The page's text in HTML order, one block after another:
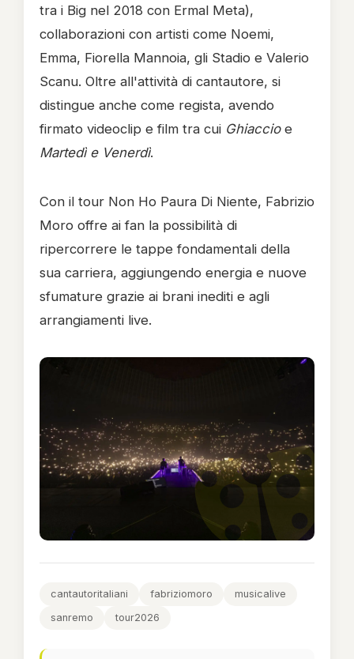
tra i Big nel 2018 con Ermal Meta),
collaborazioni con artisti come Noemi,
Emma, Fiorella Mannoia, gli Stadio e Valerio
Scanu. Oltre all'attività di cantautore, si
distingue anche come regista, avendo
firmato videoclip e film tra cui Ghiaccioe
Martedì e Venerdì.
Con il tour Non Ho Paura Di Niente, Fabrizio
Moro offre ai fan la possibilità di
ripercorrere le tappe fondamentali della
sua carriera, aggiungendo energia e nuove
sfumature grazie ai brani inediti e agli
arrangiamenti live.
cantautoritaliani fabriziomoro
musicalive
sanremo
tour2026